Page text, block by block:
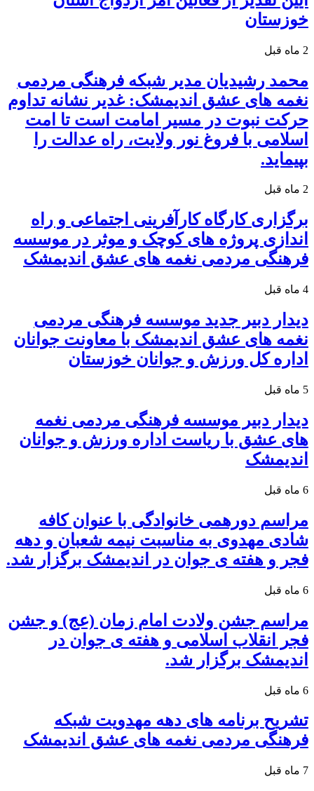
خوزستان
2 ماه قبل
محمد رشیدیان مدیر شبکه فرهنگی مردمی
نغمه های عشق اندیمشک: غدیر نشانه تداوم
حرکت نبوت در مسیر امامت است تا امت
اسلامی با فروغ نور ولایت، راه عدالت را
بپیماید.
2 ماه قبل
برگزاری کارگاه کارآفرینی اجتماعی و راه
اندازی پروژه های کوچک و موثر در موسسه
فرهنگی مردمی نغمه های عشق اندیمشک
4 ماه قبل
دیدار دبیر جدید موسسه فرهنگی مردمی
نغمه های عشق اندیمشک با معاونت جوانان
اداره کل ورزش و جوانان خوزستان
5 ماه قبل
دیدار دبیر موسسه فرهنگی مردمی نغمه
های عشق با ریاست اداره ورزش و جوانان
اندیمشک
6 ماه قبل
مراسم دورهمی خانوادگی با عنوان کافه
شادی مهدوی به مناسبت نیمه شعبان و دهه
فجر و هفته ی جوان در اندیمشک برگزار شد.
6 ماه قبل
مراسم جشن ولادت امام زمان (عج) و جشن
فجر انقلاب اسلامی و هفته ی جوان در
اندیمشک برگزار شد.
6 ماه قبل
تشریح برنامه های دهه مهدویت شبکه
فرهنگی مردمی نغمه های عشق اندیمشک
7 ماه قبل